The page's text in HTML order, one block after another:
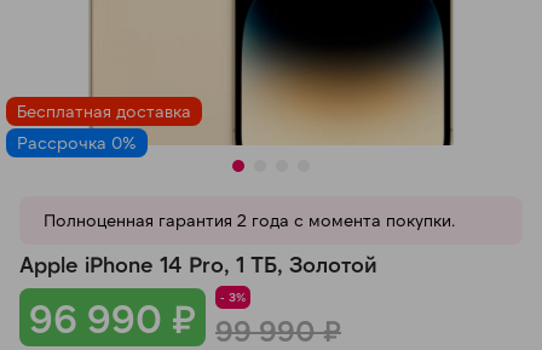
Бесплатная доставка
Рассрочка 0%
96 990 ₽ - 3%
99 990 ₽
Полноценная гарантия 2 года с момента покупки.
Apple iPhone 14 Pro, 1 ТБ, Золотой
Добавляйте товары
Оплачивайте сегодня только
% картой любого банка
Получайте товар
выбранный способом